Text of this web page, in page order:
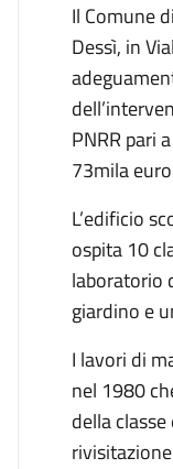
Il Comune
Dessì, in
PNRR pari
73mila
L’edificio
ospita 10
laboratorio
giardino e
I lavori di
nel 1980
della